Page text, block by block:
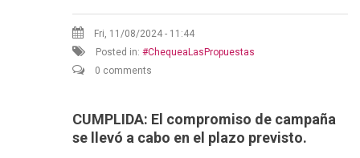
Fri, 11/08/2024 - 11:44
Posted in:
ChequeaLasPropuestas
0 comments
CUMPLIDA: El compromiso de campaña
se llevó a cabo en el plazo previsto.